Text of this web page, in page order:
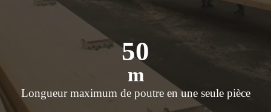
50
m
Longueur maximum de poutre en une seule pièce